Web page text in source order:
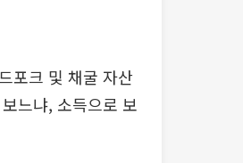
포크 및 채굴 자산
느냐, 소득으로 보